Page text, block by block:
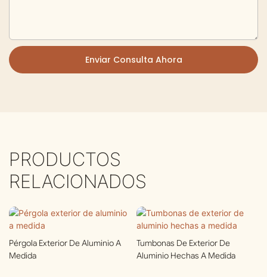
Enviar Consulta Ahora
PRODUCTOS
RELACIONADOS
Pérgola Exterior De Aluminio A
Medida
Tumbonas De Exterior De
Aluminio Hechas A Medida